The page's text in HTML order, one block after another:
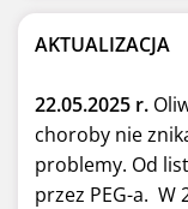
AKTUALIZACJA
22.05.2025 r.
choroby nie
problemy. Od
przez PEG-a. W